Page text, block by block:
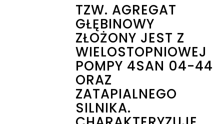
TZW. AGREGAT
GŁĘBINOWY
ZŁOŻONY JEST Z
WIELOSTOPNIOWEJ
POMPY 4SAN 04-44
ORAZ
ZATAPIALNEGO
SILNIKA.